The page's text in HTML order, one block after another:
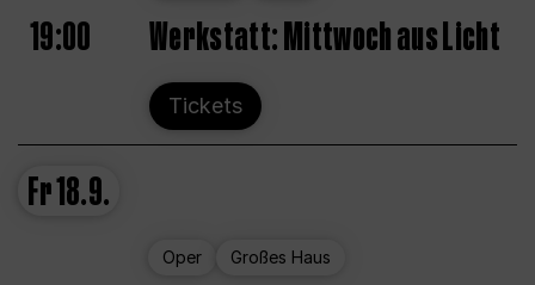
19:00 Werkstatt: Mittwoch aus Licht
Tickets
Fr18.9.
Oper Großes Haus